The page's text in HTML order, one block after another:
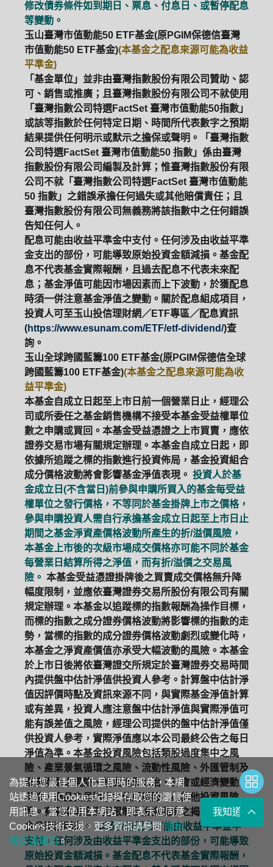
修改債券條件如到期日、票息、付息日、或暫停配息
等變動。
玉山臺灣市值動能50 ETF基金(原PGIM保德信臺灣
市值動能50 ETF基金)(本基金之配息來源可能為收益
平準金)
「基金單位」並非由臺灣指數股份有限公司贊助、認
可、銷售或推廣；且臺灣指數股份有限公司不就使用
「臺灣指數公司特選FactSet 臺灣市值動能50指數」
或該等指數於任何特定日期、時間所代表數字之預期
結果提供任何明示或默示之擔保或聲明。「臺灣指數
公司特選FactSet 臺灣市值動能50 指數」係由臺灣
指數股份有限公司編製及計算；惟臺灣指數股份有限
公司不就「臺灣指數公司特選FactSet 臺灣市值動能
50 指數」之錯誤承擔任何過失或其他賠償責任；且
臺灣指數股份有限公司無義務將該指數中之任何錯誤
告知任何人。
配息可能由收益平準金中支付。任何涉及由收益平準
金支出的部份，可能導致原始投資金額減損。基金配
息不代表基金實際報酬，且過去配息不代表未來配
息；基金淨值可能因市場因素而上下波動，於獲配息
時須一併注意基金淨值之變動。關於配息組成項目，
投資人可至玉山投信理財網／ETF專區／配息資訊
(https://www.esunam.com/ETF/etf-dividend/)查
詢。
玉山全球跨國藍籌100 ETF基金(原PGIM保德信全球
跨國藍籌100 ETF基金)(本基金之配息來源可能為收
益平準金)
本基金自成立日起至上市日前一個營業日止，經理公
司或所委任之基金銷售機構不接受本基金受益權單位
數之申購或買回。本基金受益憑證之上市買賣，應依
證券交易市場有關規定辦理。本基金自成立日起，即
依據所追蹤之標的指數進行投資佈局，基金投資組合
成分價格波動將會影響基金淨值表現。 投資人於基
金成立日(不含當日)前參與申購所買入的基金每受益
權單位之發行價格，不等同於基金掛牌上市之價格，
參與申購投資人需自行承擔基金成立日起至上市日止
期間之基金淨資產價格波動所產生的折/溢價風險，
本基金上市後的次級市場成交價格亦可能不同於基金
每營業日結算所得之淨值，而有折/溢價之交易風
險。 本基金受益憑證掛牌後之買賣成交價格無升降
幅度限制，並應依臺灣證券交易所股份有限公司有關
規定辦理。本基金以追蹤標的指數報酬為操作目標，
而標的指數之成分證券價格波動將影響標的指數的走
勢，當標的指數的成分證券價格波動劇烈或變化時，
本基金之淨資產價值亦承受大幅波動的風險。本基金
於上市日後將依臺灣證交所規定於臺灣證券交易時間
內提供盤中估計淨值供投資人參考。計算盤中估計淨
值因評價時點及資訊來源不同，與實際基金淨值計算
或有差異，投資人應注意盤中估計淨值與實際淨值可
能有誤差值之風險，經理公司提供的盤中估計淨值僅
供投資人參考，實際淨值應以本公司最終公告之每日
淨值為準。本基金投資風險包括類股過度集中之風
險、產業景氣循環之風險、流動性風險、外匯管制及
匯率變動之風險、投資地區政治、社會或經濟變動之
風險、商品交易對手之信用風險、與其他投資風險
等。有關本基金運用限制及投資風險之揭露請詳見基
金公開說明書。 本基金的配息可能由收益平準金中
支付，任何涉及由收益平準金支出的部份，可能導致
原始投資金額減損。基金配息不代表基金實際報酬，
為提供您最佳個人化且即時的服務，本網
站透過使用Cookies紀錄與存取您的瀏覽使
用訊息。當您使用本網站，即表示您同意
Cookies技術支援。更多資訊請參閱隱私
權保護聲明。
我知道了